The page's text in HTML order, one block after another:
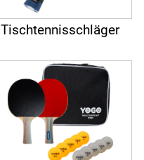
Tischtennisschläger